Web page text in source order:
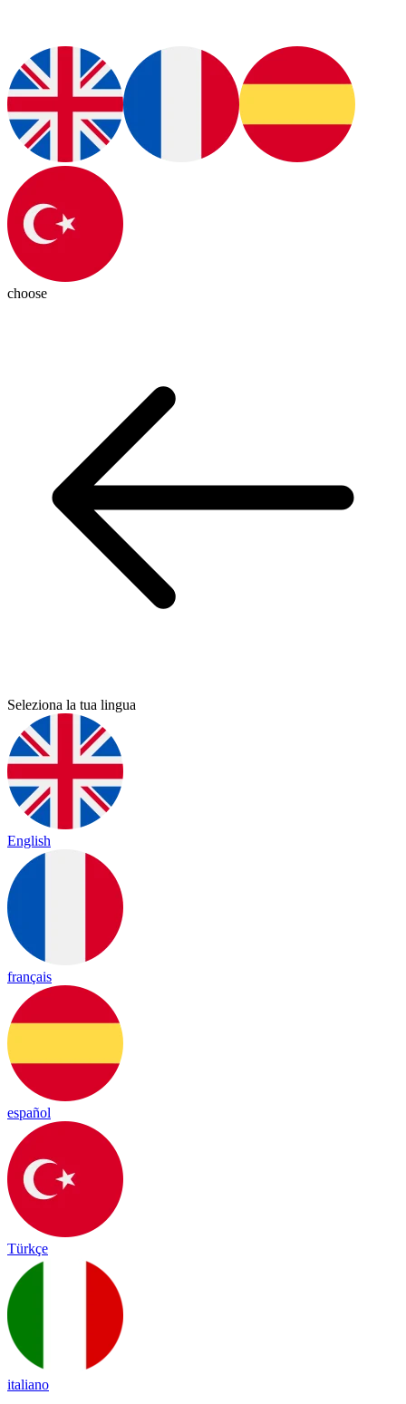
choose
Seleziona la tua lingua
English
français
español
Türkçe
italiano